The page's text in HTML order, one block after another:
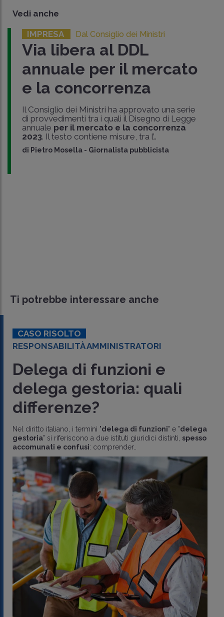
Vedi anche
IMPRESA Dal Consiglio dei Ministri
Via libera al DDL
annuale per il mercato
e la concorrenza
Il Consiglio dei Ministri ha approvato una serie
di provvedimenti tra i quali il Disegno di Legge
annuale per il mercato e la concorrenza
2023. Il testo contiene misure, tra l’..
di Pietro Mosella - Giornalista pubblicista
Ti potrebbe interessare anche
CASO RISOLTO
RESPONSABILITÀ AMMINISTRATORI
Delega di funzioni e
delega gestoria: quali
differenze?
Nel diritto italiano, i termini "delega di funzioni" e "delega
gestoria" si riferiscono a due istituti giuridici distinti, spesso
accomunati e confusi: comprender..